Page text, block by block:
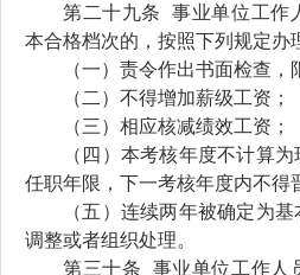
第二十九条
事业单位工作
本合格档次的，按照下列规定办
（一） 责令作出书面检查，
（二）不得增加薪级工资；
（三）相应核减绩效工资；
（ 四 ）本考核年度不计算
任职年限，下一考核年度内不得
（五） 连续两年被确定为
调整或者组织处理。
第三十条
事业单位工作人